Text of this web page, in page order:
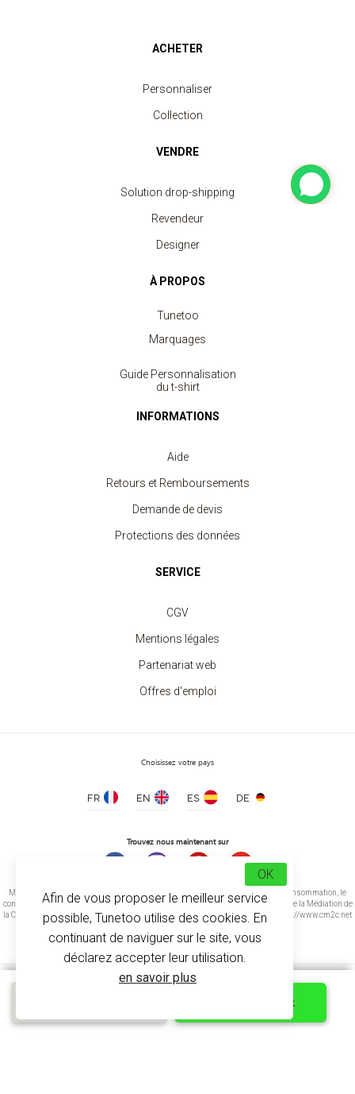
PERSONNALISER
ACHETER
Personnaliser
Collection
VENDRE
Solution drop-shipping
Revendeur
Designer
À PROPOS
Tunetoo
Marquages
Guide Personnalisation
du t-shirt
INFORMATIONS
Aide
Retours et Remboursements
Demande de devis
Protections des données
SERVICE
CGV
Mentions légales
Partenariat web
Offres d'emploi
Choisissez votre pays
FR EN ES DE
Trouvez nous maintenant sur
Médiation de la consommation Conformément à l’article L.616-1 du Code de la consommation, le
consommateur peut recourir gratuitement au médiateur suivant : CM2C – Centre de la Médiation de
la Consommation de Conciliateurs de Justice 14 rue Saint Jean 75017 Paris https://www.cm2c.net
Afin de vous proposer le meilleur service
possible, Tunetoo utilise des cookies. En
continuant de naviguer sur le site, vous
déclarez accepter leur utilisation.
en savoir plus
OK